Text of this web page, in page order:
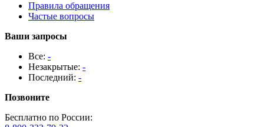
Правила обращения
Частые вопросы
Ваши запросы
Все: -
Незакрытые: -
Последний: -
Позвоните
Бесплатно по России: